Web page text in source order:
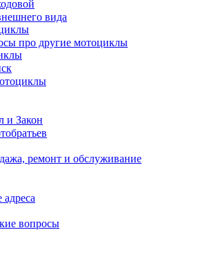
вида
про другие мотоциклы
Закон
ремонт и обслуживание
вопросы